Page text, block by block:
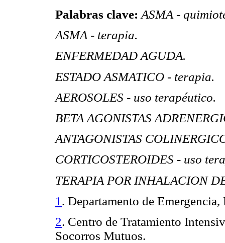
Palabras clave: ASMA -
ASMA - terapia.
ENFERMEDAD AGUDA.
ESTADO ASMATICO - terapia.
AEROSOLES - uso terapéutico.
BETA AGONISTAS
ANTAGONISTAS
CORTICOSTEROIDES - uso
TERAPIA POR INHALACION
1 . Departamento de
2. Centro de Tratamiento
Socorros Mutuos.